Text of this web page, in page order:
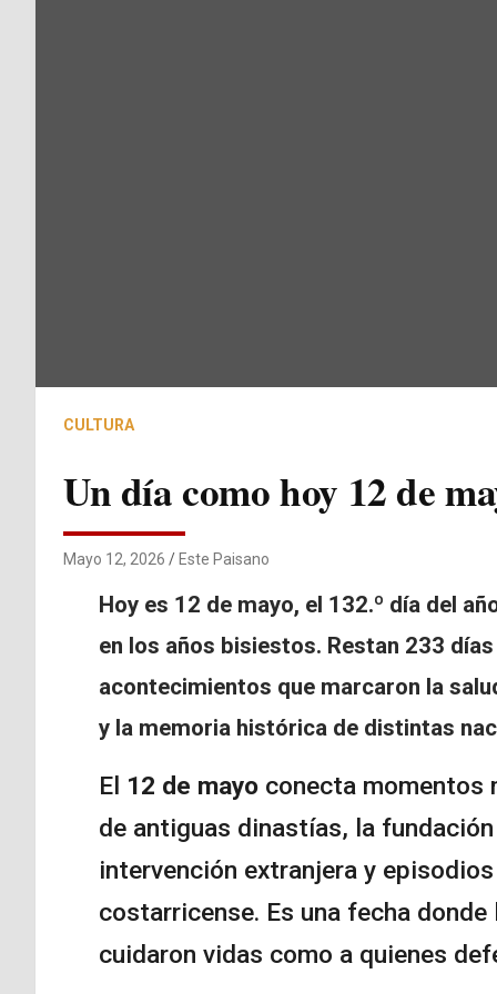
CULTURA
Un día como hoy 12 de
Mayo 12, 2026 Este Paisano
Hoy es 12 de mayo, el 132.º día del
en los años bisiestos. Restan 233
acontecimientos que marcaron la
y la memoria histórica de distintas
El 12 de mayoconecta momentos
de antiguas dinastías, la
intervención extranjera y
costarricense. Es una fecha
cuidaron vidas como a quienes